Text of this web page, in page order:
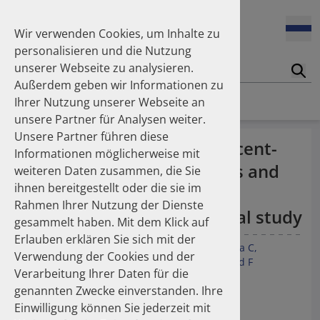
Homepage Publikationen
Feldt Sandra
Fischer Laura
Franzmann Alexandra
Freudewald Leonard G.
Friedland Kristina
Friis Robert
Ganso Matthias
Goebel Ralf
Götzinger Felix
Gradl Gabriele
Griese-Mammen Nina
Hadji Peyman
Haehling Stephan
Haidinger Gerald
Hansen Kerstin
Heinemann Axel
Heinemann Lutz
den Hausmüll?
17.04.2026
Das Potenzial des DAPI zur Unterstützung der
Apothekerkammern – Was ist das DAPI?
07.04.2026
Trends in use of antipsychotics in Germany 2014–2024: a
nationwide population-based study
25.11.2025
Increasing use of non-statin and combination lipid-
lowering therapies 2012–2025: a nationwide study
23.10.2025
Inhaler use and their carbon footprint in Germany: a 10-
year analysis (2013–2022)
Hidden sodium in effervescent-
tablet dietary supplements and
over-the- counter drugs: a
comparative cross-sectional study
Kunz M Götzinger F Jacobs CM Lauder L
Ukena C
Meyer MR Laufs U Schulz M Böhm M Mahfoud F
BMJ Open 2023 Nov 27;13(11):e076302.
Wir verwenden Cookies, um Inhalte zu
personalisieren und die Nutzung
unserer Webseite zu analysieren.
Außerdem geben wir Informationen zu
Ihrer Nutzung unserer Webseite an
unsere Partner für Analysen weiter.
Unsere Partner führen diese
Informationen möglicherweise mit
weiteren Daten zusammen, die Sie
ihnen bereitgestellt oder die sie im
Rahmen Ihrer Nutzung der Dienste
gesammelt haben. Mit dem Klick auf
Erlauben erklären Sie sich mit der
Verwendung der Cookies und der
Verarbeitung Ihrer Daten für die
genannten Zwecke einverstanden. Ihre
Einwilligung können Sie jederzeit mit